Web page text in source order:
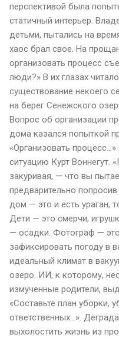
перспективой была
статичный интерьер.
детьми, пытались на
хаос брал свое. На
организовать процесс
люди?» В их глазах
существование некоего
на берег Сенежского
Вопрос об организации
дома казался попыткой
«Организовать
ситуацию Курт Воннегут.
закуривая, — что вы
предварительно
дом — это и есть ураган,
Дети — это смерчи,
— осадки. Фотограф —
зафиксировать погоду в
идеальный климат в
озеро. ИИ, к которому,
измученные родители,
«Составьте план уборки,
ответственных...».
выхолостить жизнь из